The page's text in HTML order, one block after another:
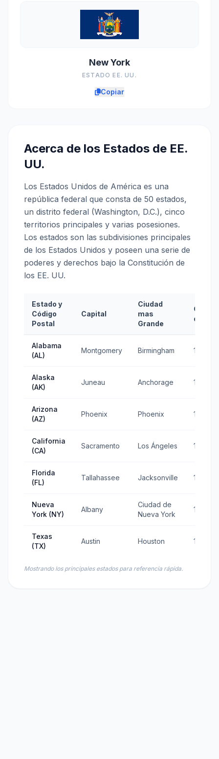
New York
ESTADO EE. UU.
Copiar
Acerca de los Estados de EE.
UU.
Los Estados Unidos de América es una
república federal que consta de 50 estados,
un distrito federal (Washington, D.C.), cinco
territorios principales y varias posesiones.
Los estados son las subdivisiones principales
de los Estados Unidos y poseen una serie de
poderes y derechos bajo la Constitución de
los EE. UU.
Estado y
Código
Postal
Capital
Ciudad
mas
Grande
de
Alabama
(AL)
Montgomery Birmingham 1819
Alaska
(AK)
Juneau Anchorage 1959
Arizona
(AZ)
Phoenix Phoenix 1912
California
(CA)
Sacramento Los Ángeles 1850
Florida
(FL)
Tallahassee Jacksonville 1845
Nueva
York (NY)
Albany
Ciudad de
Nueva York
1788
Texas
(TX)
Austin Houston 1845
Mostrando los principales estados para referencia rápida.